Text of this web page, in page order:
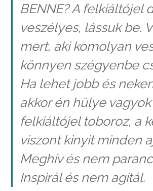
BENNE? A felkiáltójel
veszélyes, lássuk be.
mert, aki komolyan
könnyen szégyenbe
Ha lehet jobb és
akkor én hülye
felkiáltójel toboroz, a
viszont kinyit minden
Meghív és nem
Inspirál és nem agitál.